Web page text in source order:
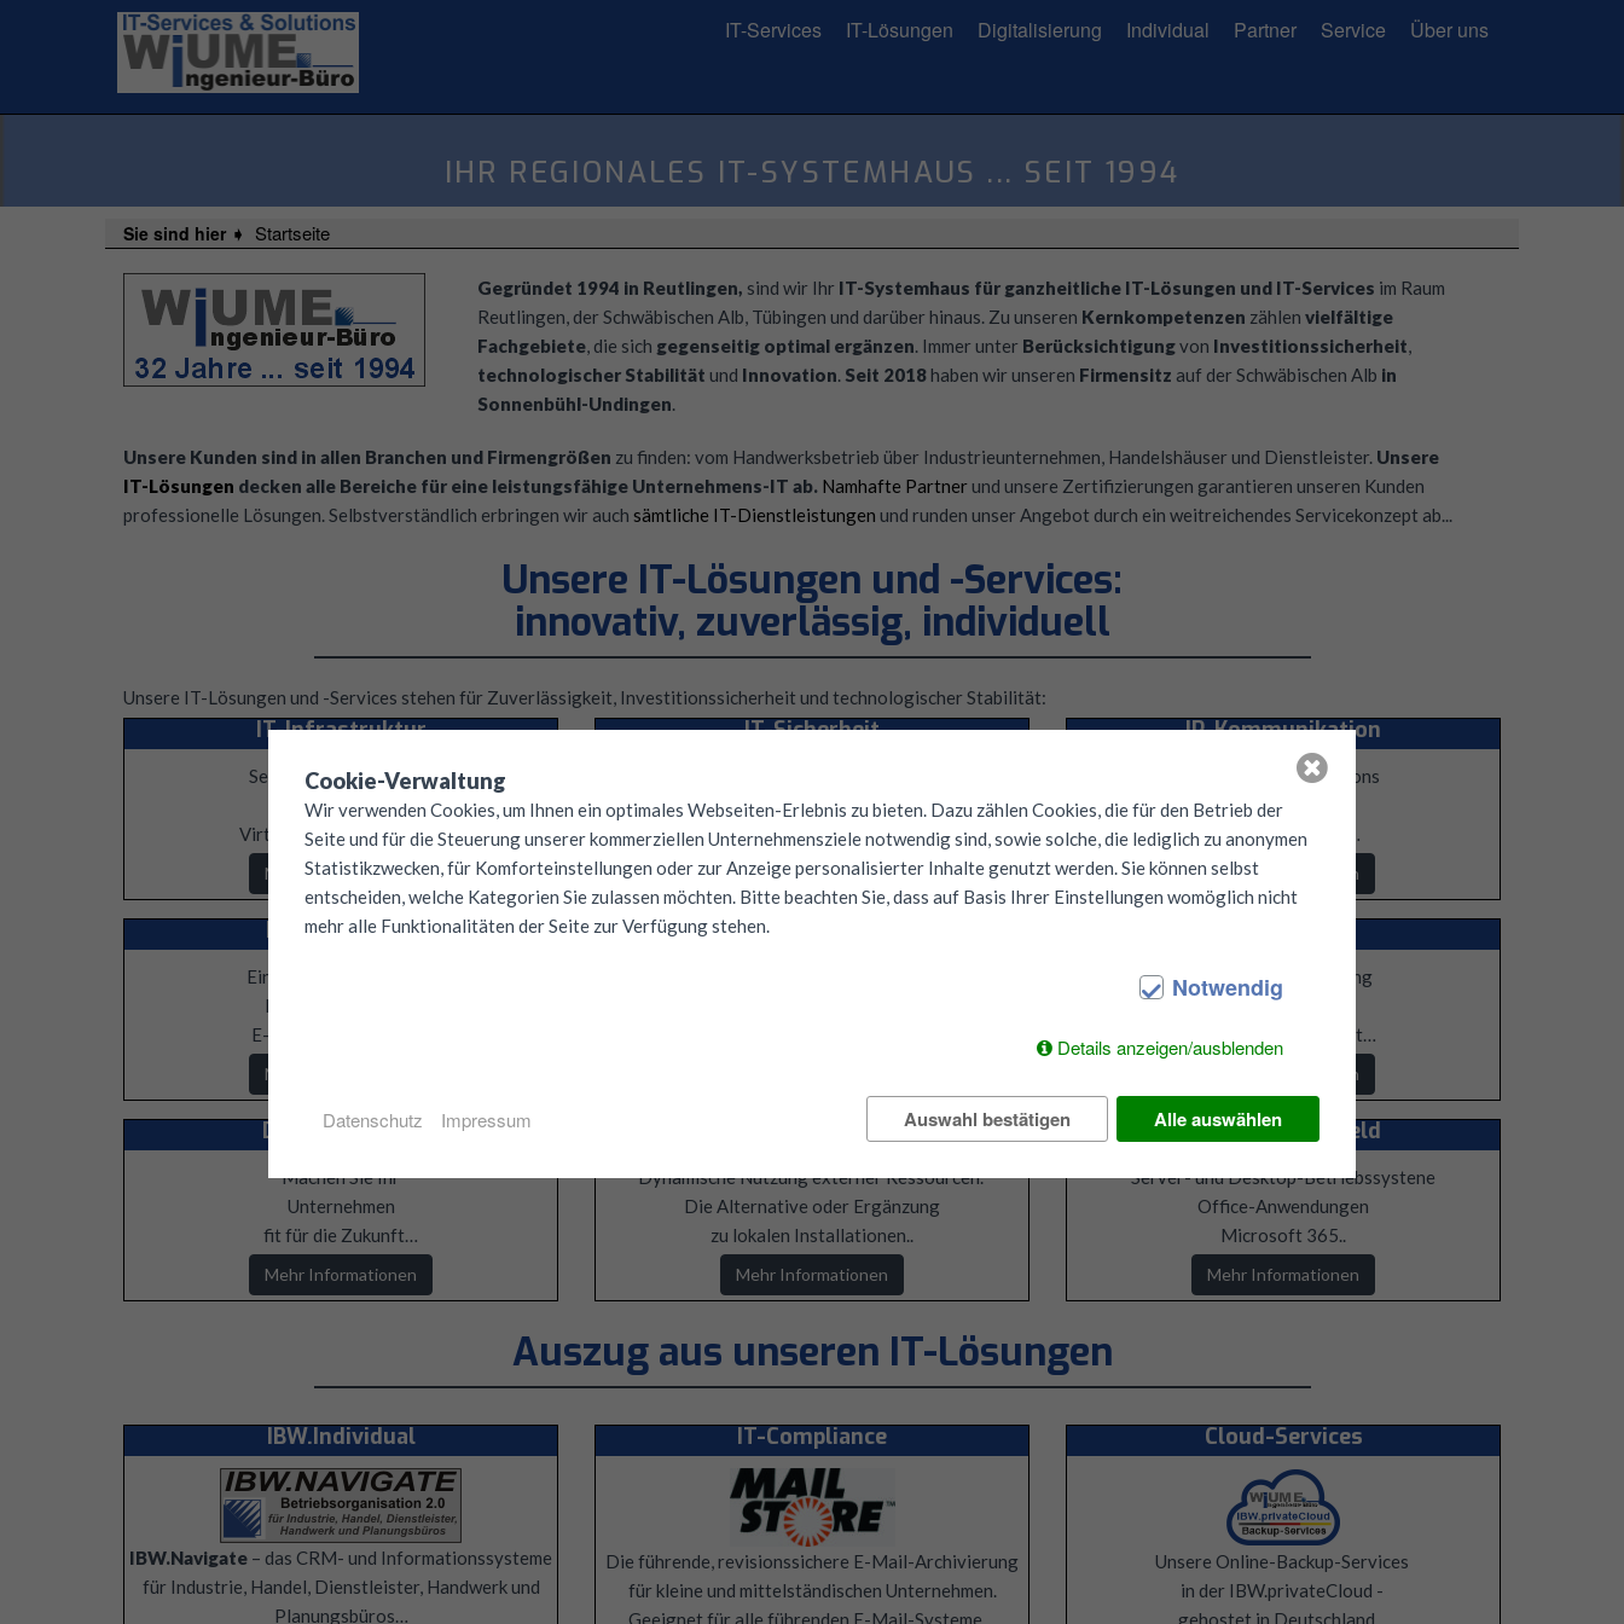
IT-Services IT-Lösungen Digitalisierung Individual Partner Service Über uns
IHR REGIONALES IT-SYSTEMHAUS ... SEIT 1994
Sie sind hier ➧ Startseite
Gegründet 1994 in Reutlingen, sind wir Ihr IT-Systemhaus für ganzheitliche IT-Lösungen und IT-Services im Raum
Reutlingen, der Schwäbischen Alb, Tübingen und darüber hinaus. Zu unseren Kernkompetenzen zählen vielfältige
Fachgebiete, die sich gegenseitig optimal ergänzen. Immer unter Berücksichtigungvon Investitionssicherheit,
technologischer Stabilität und Innovation. Seit 2018 haben wir unseren Firmensitz auf der Schwäbischen Alb in
Sonnenbühl-Undingen.
Unsere Kunden sind in allen Branchen und Firmengrößen zu finden: vom Handwerksbetrieb über Industrieunternehmen, Handelshäuser und Dienstleister. Unsere
IT-Lösungen decken alle Bereiche für eine leistungsfähige Unternehmens-IT ab. Namhafte Partner und unsere Zertifizierungen garantieren unseren Kunden
professionelle Lösungen. Selbstverständlich erbringen wir auch sämtliche IT-Dienstleistungen und runden unser Angebot durch ein weitreichendes Servicekonzept ab...
Unsere IT-Lösungen und -Services:
innovativ, zuverlässig, individuell
Unsere IT-Lösungen und -Services stehen für Zuverlässigkeit, Investitionssicherheit und technologischer Stabilität:
IT-Infrastruktur
Server, PCs, Netzwerk,
Storage &SAN,
Virtualisierung, Remote…
Mehr Informationen
IT-Sicherheit
Datensicherung,
VPN-Remote-Access…
Mehr Informationen
IP-Kommunikation
Unified Communications
und
IP-Telefonanlage…
Mehr Informationen
IT-Compliance
Einhaltung gesetzlicher
Richtlinien, wie z.B.
E-Mail-Archivierung…
Mehr Informationen
IT-Monitoring
Beratung und Planung
Inbetriebnahme
Wartung und Support…
Mehr Informationen
Digitalisierung
Machen Sie Ihr
Unternehmen
fit für die Zukunft…
Mehr Informationen
Dynamische Nutzung externer Ressourcen.
Die Alternative oder Ergänzung
zu lokalen Installationen..
Mehr Informationen
Microsoft-Umfeld
Server- und Desktop-Betriebssystene
Office-Anwendungen
Microsoft 365..
Mehr Informationen
Auszug aus unseren IT-Lösungen
IBW.Individual
IBW.Navigate – das CRM- und Informationssysteme
für Industrie, Handel, Dienstleister, Handwerk und
Planungsbüros…
IT-Compliance
Die führende, revisionssichere E-Mail-Archivierung
für kleine und mittelständischen Unternehmen.
Geeignet für alle führenden E-Mail-Systeme…
Cloud-Services
Unsere Online-Backup-Services
in der IBW.privateCloud -
gehostet in Deutschland…
Cookie-Verwaltung
Wir verwenden Cookies, um Ihnen ein optimales Webseiten-Erlebnis zu bieten. Dazu zählen Cookies, die für den Betrieb der
Seite und für die Steuerung unserer kommerziellen Unternehmensziele notwendig sind, sowie solche, die lediglich zu anonymen
Statistikzwecken, für Komforteinstellungen oder zur Anzeige personalisierter Inhalte genutzt werden. Sie können selbst
entscheiden, welche Kategorien Sie zulassen möchten. Bitte beachten Sie, dass auf Basis Ihrer Einstellungen womöglich nicht
mehr alle Funktionalitäten der Seite zur Verfügung stehen.
Notwendig
Details anzeigen/ausblenden
Auswahl bestätigen Alle auswählen
Datenschutz Impressum